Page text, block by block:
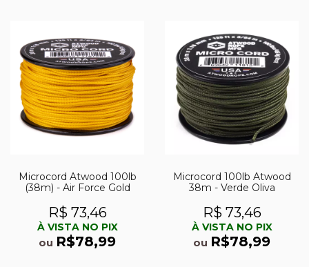
Microcord Atwood 100lb
(38m) - Air Force Gold
R$ 73,46
À VISTA NO PIX
ou R$78,99
Microcord 100lb Atwood
38m - Verde Oliva
R$ 73,46
À VISTA NO PIX
ou R$78,99